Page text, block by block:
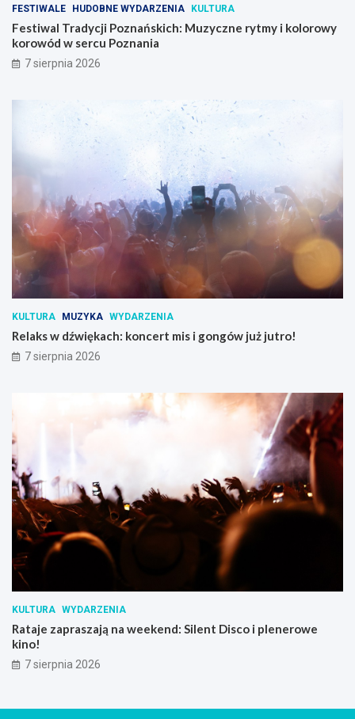
FESTIWALE HUDOBNE WYDARZENIA KULTURA
Festiwal Tradycji Poznańskich: Muzyczne rytmy i kolorowy
korowód w sercu Poznania
7 sierpnia 2026
KULTURA MUZYKA WYDARZENIA
Relaks w dźwiękach: koncert mis i gongów już jutro!
7 sierpnia 2026
KULTURA WYDARZENIA
Rataje zapraszają na weekend: Silent Disco i plenerowe
kino!
7 sierpnia 2026